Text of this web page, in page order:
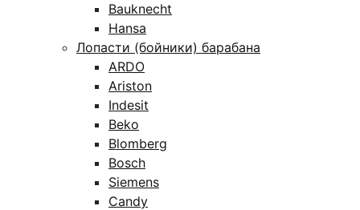
Bauknecht
Hansa
Лопасти (бойники) барабана
ARDO
Ariston
Indesit
Beko
Blomberg
Bosch
Siemens
Candy